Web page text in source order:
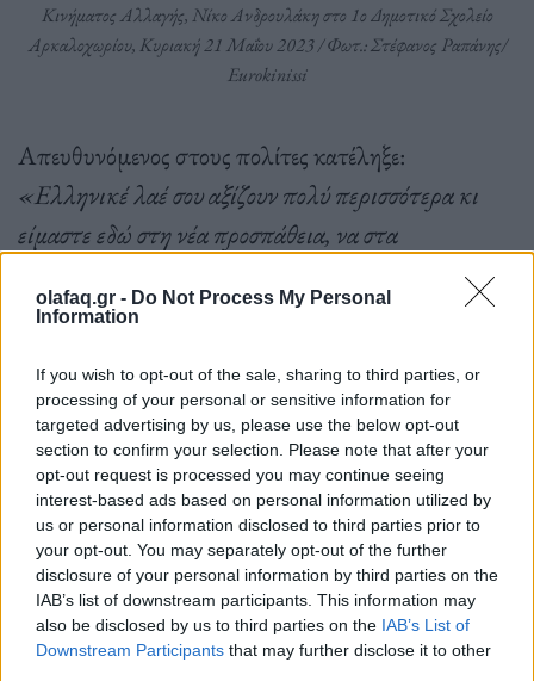
olafaq.gr - Do Not Process My Personal
Information
If you wish to opt-out of the sale, sharing to third parties, or
processing of your personal or sensitive information for
targeted advertising by us, please use the below opt-out
section to confirm your selection. Please note that after your
opt-out request is processed you may continue seeing
interest-based ads based on personal information utilized by
us or personal information disclosed to third parties prior to
your opt-out. You may separately opt-out of the further
disclosure of your personal information by third parties on the
IAB’s list of downstream participants. This information may
also be disclosed by us to third parties on the IAB’s List of
Downstream Participants that may further disclose it to other
Κινήματος Αλλαγής, Νίκο Ανδρουλάκη στο 1ο Δημοτικό Σχολείο
Αρκαλοχωρίου, Κυριακή 21 Μαΐου 2023 / Φωτ.: Στέφανος Ραπάνης/
Eurokinissi
Απευθυνόμενος στους πολίτες κατέληξε:
«Ελληνικέ λαέ σου αξίζουν πολύ περισσότερα κι
είμαστε εδώ στη νέα προσπάθεια, να στα
Αμέσως μετά, ο κ. Ανδρουλάκης επισκέφθηκε το
ναό Αγίων Κωνσταντίνου και Ελένης που εορτάζει.
Ο ναός υπέστη σημαντικές φθορές από το σεισμό
και φιλοξενείται σε πρώην τραπεζικό κατάστημα.
Ο κ. Ανδρουλάκης που ολοκλήρωσε την